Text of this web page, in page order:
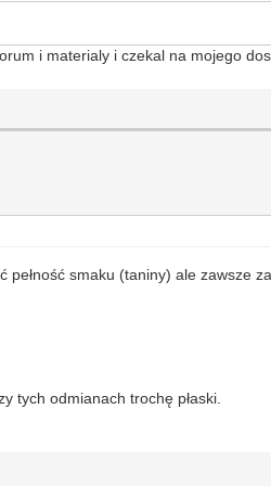
i materialy i czekal na mojego
smaku (taniny) ale zawsze
tych odmianach trochę płaski.